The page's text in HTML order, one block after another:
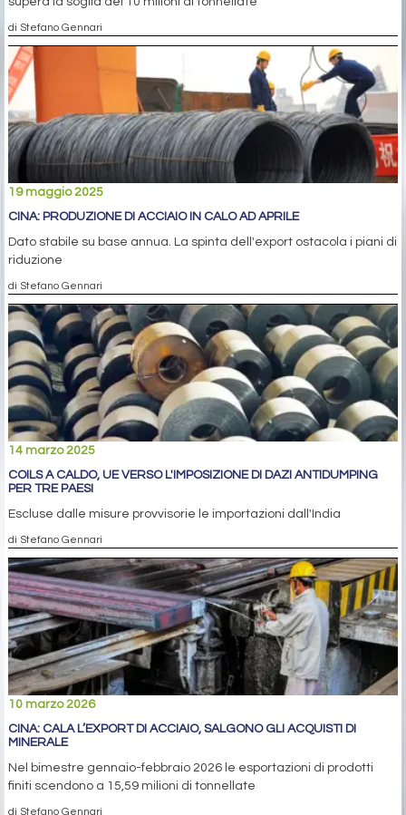
di Stefano Gennari
19 maggio 2025
CINA: PRODUZIONE DI ACCIAIO IN CALO AD APRILE
Dato stabile su base annua. La spinta dell'export ostacola i piani di
riduzione
di Stefano Gennari
14 marzo 2025
COILS A CALDO, UE VERSO L'IMPOSIZIONE DI DAZI ANTIDUMPING
PER TRE PAESI
Escluse dalle misure provvisorie le importazioni dall'India
di Stefano Gennari
10 marzo 2026
CINA: CALA L’EXPORT DI ACCIAIO, SALGONO GLI ACQUISTI DI
MINERALE
Nel bimestre gennaio-febbraio 2026 le esportazioni di prodotti
finiti scendono a 15,59 milioni di tonnellate
di Stefano Gennari